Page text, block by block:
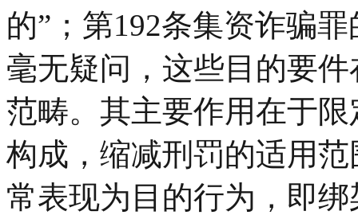
的”；第192条集资诈骗
毫无疑问，这些目的要
范畴。其主要作用在于
构成，缩减刑罚的适用
常表现为目的行为，即